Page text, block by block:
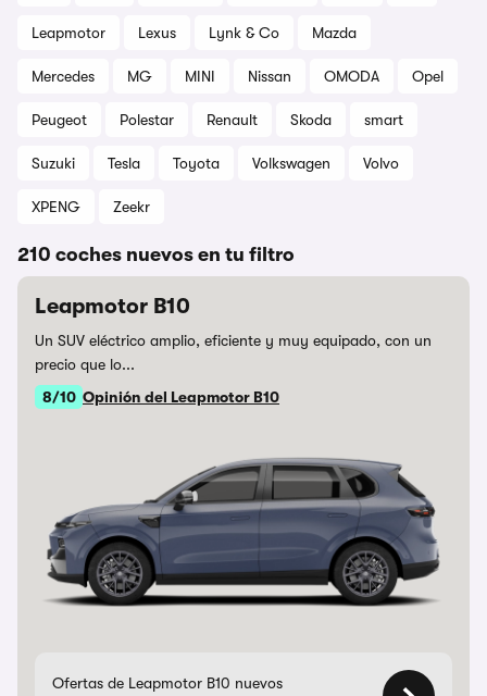
Leapmotor Lexus Lynk & Co Mazda
Mercedes MG MINI Nissan OMODA Opel
Peugeot Polestar Renault Skoda smart
Suzuki Tesla Toyota Volkswagen Volvo
XPENG Zeekr
210 coches nuevos en tu filtro
Leapmotor B10
Un SUV eléctrico amplio, eficiente y muy equipado, con un
precio que lo...
8/10 Opinión del Leapmotor B10
Ofertas de Leapmotor B10 nuevos